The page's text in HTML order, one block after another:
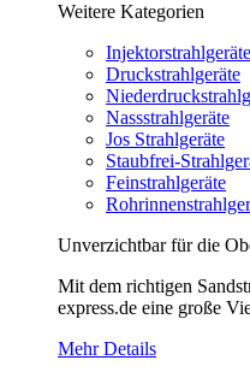
Weitere Kategorien
Injektorstrahlgeräte
Druckstrahlgeräte
Nassstrahlgeräte
Jos Strahlgeräte
Staubfrei-
Feinstrahlgeräte
Unverzichtbar für die
Mit dem richtigen
express.de eine große
Mehr Details